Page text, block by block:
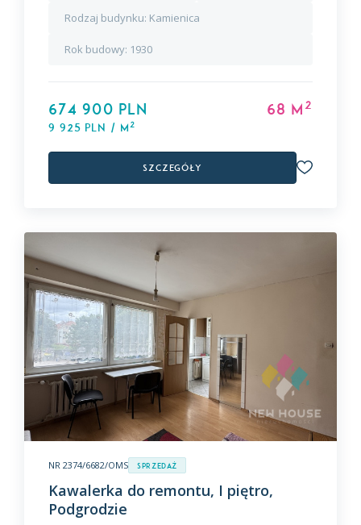
Rodzaj budynku: Kamienica
Rok budowy: 1930
674 900 PLN
9 925 PLN / m2
68 m 2
Szczegóły
NR 2374/6682/OMS Sprzedaż
Kawalerka do remontu, I piętro,
Podgrodzie